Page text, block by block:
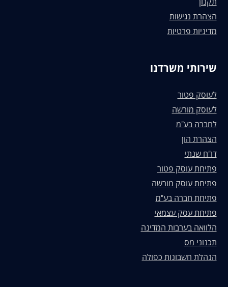
הצהרת נגישות
מדיניות פרטיות
שירותי משרדנו
לעוסק פטור
לעוסק מורשה
לחברה בע"מ
הצהרת הון
דו"ח שנתי
פתיחת עוסק פטור
פתיחת עוסק מורשה
פתיחת חברה בע"מ
פתיחת עסק עצמאי
הלוואה בערבות המדינה
תכנוני מס
הנהלת חשבונות כפולה